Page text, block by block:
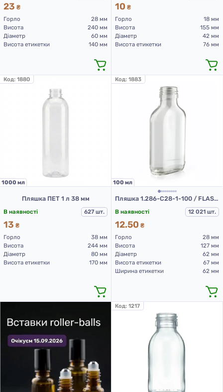
23 ₴
Горло
28 мм
Висота
240 мм
Діаметр
60 мм
Висота етикетки
140 мм
10 ₴
Горло
18 мм
Висота
155 мм
Діаметр
42 мм
Висота етикетки
76 мм
Код: 1880
1000 мл
Пляшка ПЕТ 1 л 38 мм
В наявності 627 шт.
13 ₴
Горло
38 мм
Висота
244 мм
Діаметр
80 мм
Висота етикетки
170 мм
Код: 1883
100 мл
Пляшка 1.286-С28-1-100 / FLASK (скляна пляшка 100 мл)
В наявності 12 021 шт.
12.50 ₴
Горло
28 мм
Висота
127 мм
Діаметр
62 мм
Висота етикетки
67 мм
Ширина етикетки
62 мм
Код: 1217